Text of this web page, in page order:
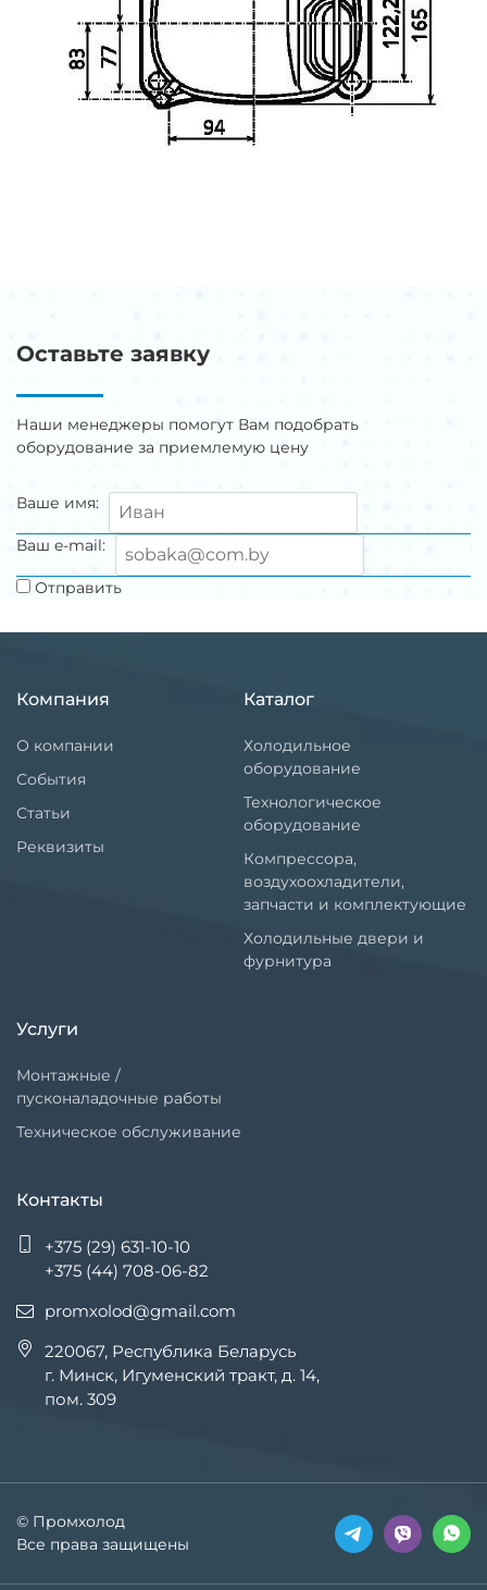
Оставьте заявку
Наши менеджеры помогут Вам подобрать
оборудование за приемлемую цену
Ваше имя:
Ваш e-mail:
Отправить
Компания
О компании
События
Статьи
Реквизиты
Каталог
Холодильное
оборудование
Технологическое
оборудование
Компрессора,
воздухоохладители,
запчасти и комплектующие
Холодильные двери и
фурнитура
Услуги
Монтажные /
пусконаладочные работы
Техническое обслуживание
Контакты
+375 (29) 631-10-10
+375 (44) 708-06-82
promxolod@gmail.com
220067, Республика Беларусь
г. Минск, Игуменский тракт, д. 14,
пом. 309
© Промхолод
Все права защищены